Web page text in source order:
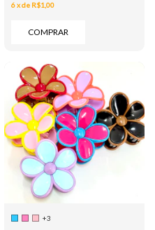
6 xde R$1,00
COMPRAR
+3